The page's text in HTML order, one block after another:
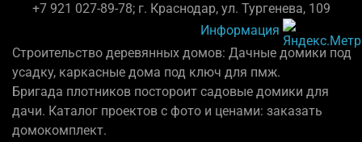
+7 921 027-89-78; г. Краснодар, ул. Тургенева, 109
Информация
Строительство деревянных домов: Дачные домики под
усадку, каркасные дома под ключ для пмж.
Бригада плотников постороит садовые домики для
дачи. Каталог проектов с фото и ценами: заказать
домокомплект.